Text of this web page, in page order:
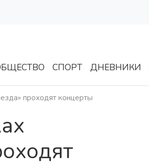
СПОРТ ДНЕВНИКИ
проходят концерты